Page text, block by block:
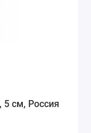
5 см, Россия